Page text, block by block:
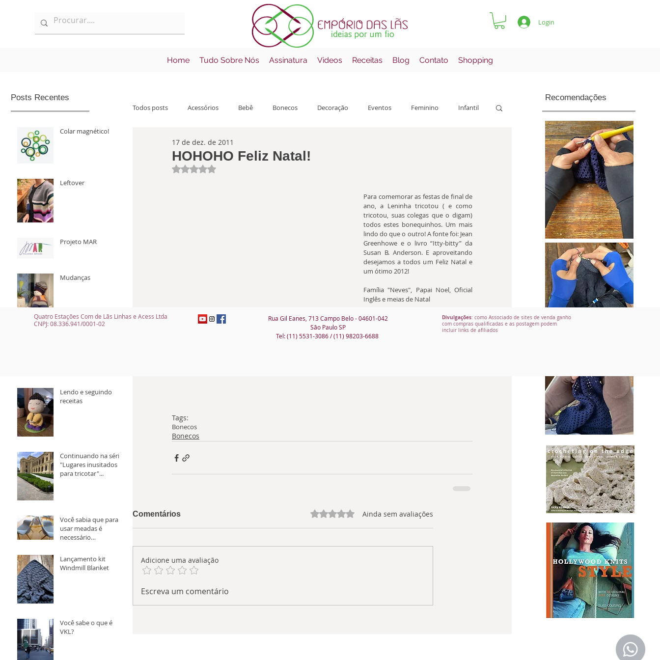
Login
Home Tudo Sobre Nós Assinatura Videos Receitas Blog Contato Shopping
Posts Recentes
Colar magnético!
Leftover
Projeto MAR
Mudanças
Lendo e seguindo
receitas
Continuando na série
"Lugares inusitados
para tricotar"...
Você sabia que para
usar meadas é
necessário
novelo antes?
Lançamento kit
Windmill Blanket
Você sabe o que é
VKL?
Todos posts Acessórios Bebê Bonecos Decoração Eventos Feminino Infantil
Informações Lançamentos
HOHOHO Feliz Natal!
17 de dez. de 2011
Avaliado com NaN de 5 estrelas.
Para comemorar as festas de final de
ano, a Leninha tricotou ( e como
tricotou, suas colegas que o digam)
todos estes bonequinhos. Um mais
lindo do que o outro! A fonte foi: Jean
Greenhowe e o livro “Itty-bitty” da
Susan B. Anderson. E aproveitando
desejamos a todos um Feliz Natal e
um ótimo 2012!
Família "Neves", Papai Noel, Oficial
Inglês e meias de Natal
Informamos que a loja no
Campo Belo estará fechada a
partir do dia 19/12/2011 e
Tags:
Bonecos
Bonecos
Comentários Avaliado com 0 de 5 estrelas.Ainda sem avaliações
Adicione uma avaliação
Escreva um comentário
Recomendações
Quatro Estações Com de Lãs Linhas e Acess Ltda
CNPJ: 08.336.941/0001-02
Rua Gil Eanes, 713 Campo Belo - 04601-042
São Paulo SP
Tel: (11) 5531-3086 / (11) 98203-6688
Divulgações: como Associado de sites de venda ganho
com compras qualificadas e as postagem podem
incluir links de afiliados